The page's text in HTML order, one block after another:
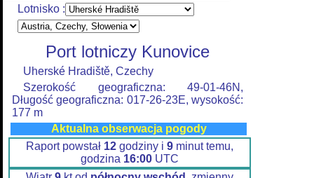
Lotnisko :
Port lotniczy Kunovice
Uherské Hradiště, Czechy
Szerokość geograficzna: 49-01-46N,
Długość geograficzna: 017-26-23E, wysokość:
177 m
Aktualna obserwacja pogody
Raport powstał 12 godziny i 9 minut temu,
godzina 16:00 UTC